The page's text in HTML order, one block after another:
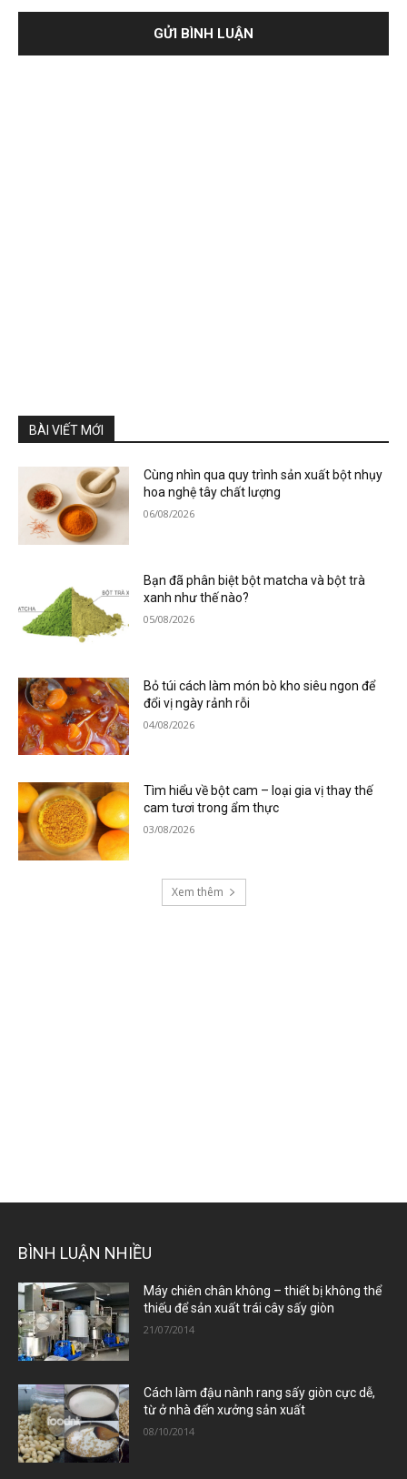
BÀI VIẾT MỚI
Cùng nhìn qua quy trình sản xuất bột nhụy
hoa nghệ tây chất lượng
06/08/2026
Bạn đã phân biệt bột matcha và bột trà
xanh như thế nào?
05/08/2026
Bỏ túi cách làm món bò kho siêu ngon để
đổi vị ngày rảnh rỗi
04/08/2026
Tìm hiểu về bột cam – loại gia vị thay thế
cam tươi trong ẩm thực
03/08/2026
Xem thêm
BÌNH LUẬN NHIỀU
Máy chiên chân không – thiết bị không thể
thiếu để sản xuất trái cây sấy giòn
21/07/2014
Cách làm đậu nành rang sấy giòn cực dễ,
từ ở nhà đến xưởng sản xuất
08/10/2014